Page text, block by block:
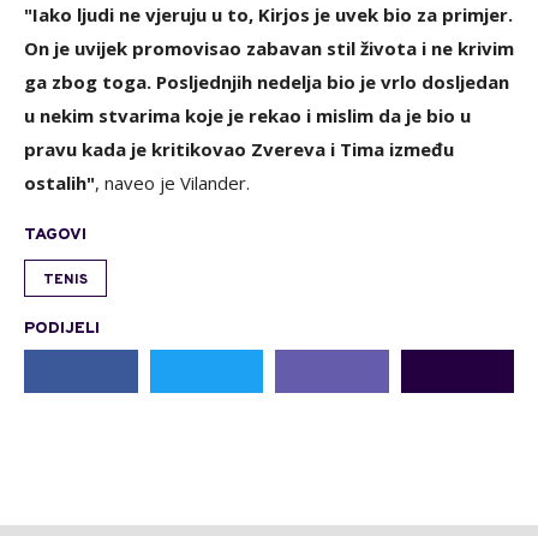
"Iako ljudi ne vjeruju u to, Kirjos je uvek bio za primjer.
On je uvijek promovisao zabavan stil života i ne krivim
ga zbog toga. Posljednjih nedelja bio je vrlo dosljedan
u nekim stvarima koje je rekao i mislim da je bio u
pravu kada je kritikovao Zvereva i Tima između
ostalih", naveo je Vilander.
TAGOVI
TENIS
PODIJELI